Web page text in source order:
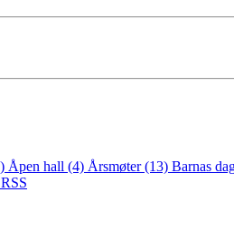
Åpen hall (4) Årsmøter (13) Barnas
RSS